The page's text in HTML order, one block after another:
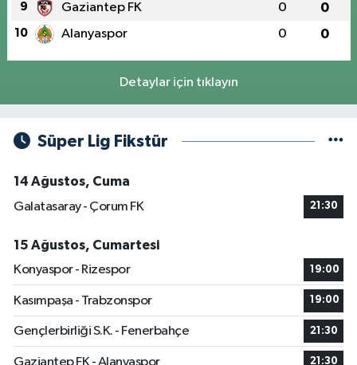
9 Gaziantep FK 0 0
10 Alanyaspor 0 0
Detaylar için tıklayın
Süper Lig Fikstür
14 Ağustos, Cuma
Galatasaray - Çorum FK
21:30
15 Ağustos, Cumartesi
Konyaspor - Rizespor
19:00
Kasımpaşa - Trabzonspor 19:00
Gençlerbirliği S.K. - Fenerbahçe 21:30
Gaziantep FK - Alanyaspor 21:30